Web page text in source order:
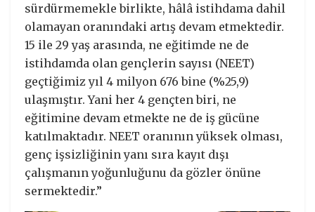
sürdürmemekle birlikte, hâlâ istihdama dahil
olamayan oranındaki artış devam etmektedir.
15 ile 29 yaş arasında, ne eğitimde ne de
istihdamda olan gençlerin sayısı (NEET)
geçtiğimiz yıl 4 milyon 676 bine (%25,9)
ulaşmıştır. Yani her 4 gençten biri, ne
eğitimine devam etmekte ne de iş gücüne
katılmaktadır. NEET oranının yüksek olması,
genç işsizliğinin yanı sıra kayıt dışı
çalışmanın yoğunluğunu da gözler önüne
sermektedir.”